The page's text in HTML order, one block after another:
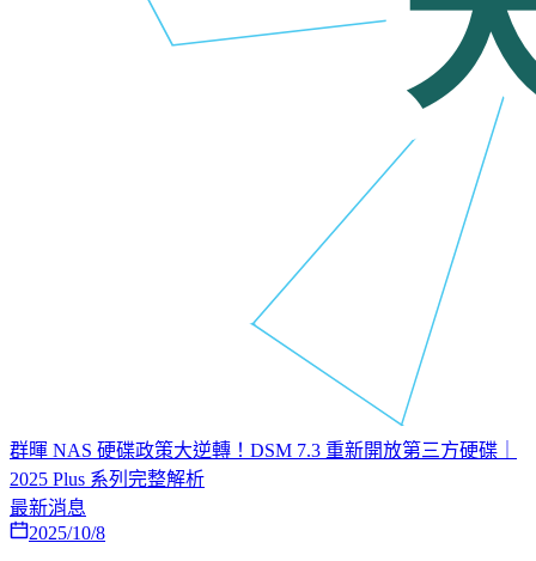
群暉 NAS 硬碟政策大逆轉！DSM 7.3 重新開放第三方硬碟｜
2025 Plus 系列完整解析
最新消息
2025/10/8